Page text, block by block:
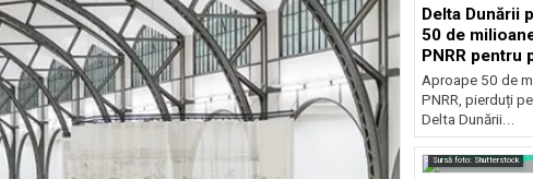
Delta Dunării
50 de
PNRR pentru
esențiale
Aproape 50 de
PNRR, pierduți
Delta Dunării...
Sursă foto: Shutterstock